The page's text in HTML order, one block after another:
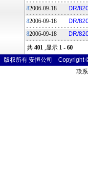
82006-09-18
DR/
82006-09-18
DR/
82006-09-18
DR/
共 401 ,显示 1 - 60
版权所有 安恒公司 Copyright
联